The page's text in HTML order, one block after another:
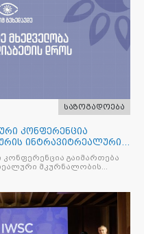
საზოგადოება
კონფერენცია
ინტრავიტრეალური
გაიმართება
მკურნალობის